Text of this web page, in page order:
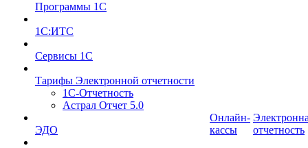
Программы 1С
1С:ИТС
Сервисы 1С
Тарифы Электронной отчетности
1С-Отчетность
Астрал Отчет 5.0
ЭДО
Онлайн-
кассы
отчетность